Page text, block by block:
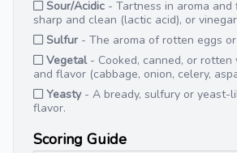
Sour/Acidic - Tartness in aroma and
sharp and clean (lactic acid), or
Sulfur - The aroma of rotten eggs
Vegetal- Cooked, canned, or rotten
and flavor (cabbage, onion, celery,
Yeasty- A bready, sulfury or yeast-
flavor.
Scoring Guide